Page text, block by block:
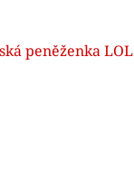
peněženka LOL